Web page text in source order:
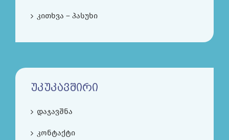
კითხვა – პასუხი
ᲣᲙᲣᲙᲐᲕᲨᲘᲠᲘ
დაჯავშნა
კონტაქტი